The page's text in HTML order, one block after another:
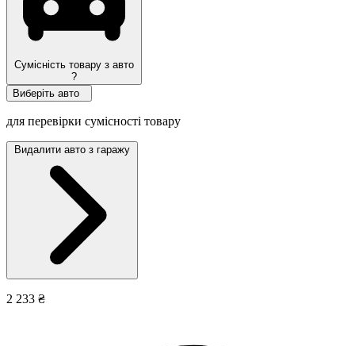
Сумісність товару з авто
?
Виберіть авто
для перевірки сумісності товару
Видалити авто з гаражу
2 233 ₴